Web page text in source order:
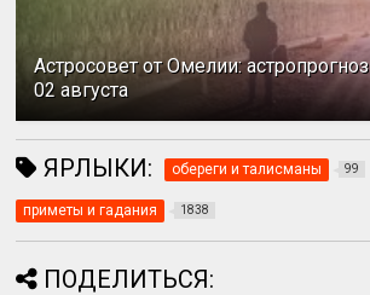
Астросовет от Омелии:
02 августа
ЯРЛЫКИ: обереги и талисманы 99
приметы и гадания 1838
ПОДЕЛИТЬСЯ: